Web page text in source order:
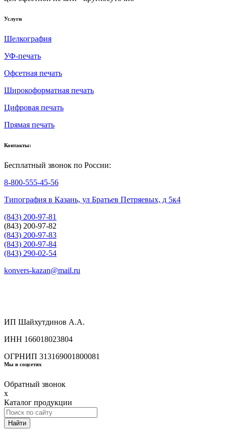
Услуги
Шелкография
УФ-печать
Офсетная печать
Широкоформатная печать
Цифровая печать
Прямая печать
Контакты:
Бесплатный звонок по России:
8-800-555-45-56
Типография в Казань, ул Братьев Петряевых, д 5к4
(843) 200-97-81
(843) 200-97-82
(843) 200-97-83
(843) 200-97-84
(843) 290-02-54
konvers-kazan@mail.ru
ИП Шайхутдинов А.А.
ИНН 166018023804
ОГРНИП 313169001800081
Мы в соцсетях
Обратный звонок
x
Каталог продукции
Найти